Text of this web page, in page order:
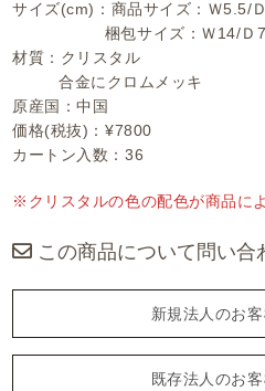
サイズ(cm)：商品サイズ：Ｗ
梱包サイズ：Ｗ14/
材質：クリスタル
合金にクロムメッキ
原産国：中国
価格(税抜)：¥7800
カートン入数：36
※クリスタルの色の配色が商品に
この商品について問い合
新規法人のお
既存法人のお